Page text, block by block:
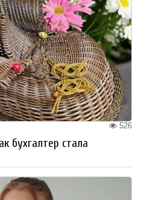
526
бухгалтер стала